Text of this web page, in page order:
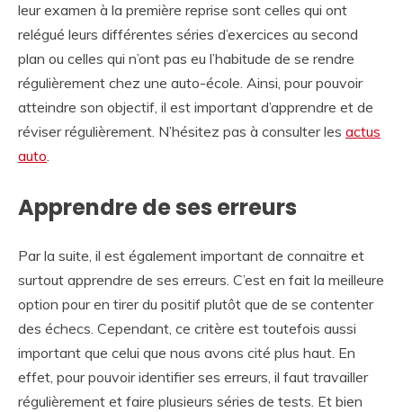
leur examen à la première reprise sont celles qui ont
relégué leurs différentes séries d’exercices au second
plan ou celles qui n’ont pas eu l’habitude de se rendre
régulièrement chez une auto-école. Ainsi, pour pouvoir
atteindre son objectif, il est important d’apprendre et de
réviser régulièrement. N’hésitez pas à consulter les actus
auto.
Apprendre de ses erreurs
Par la suite, il est également important de connaitre et
surtout apprendre de ses erreurs. C’est en fait la meilleure
option pour en tirer du positif plutôt que de se contenter
des échecs. Cependant, ce critère est toutefois aussi
important que celui que nous avons cité plus haut. En
effet, pour pouvoir identifier ses erreurs, il faut travailler
régulièrement et faire plusieurs séries de tests. Et bien